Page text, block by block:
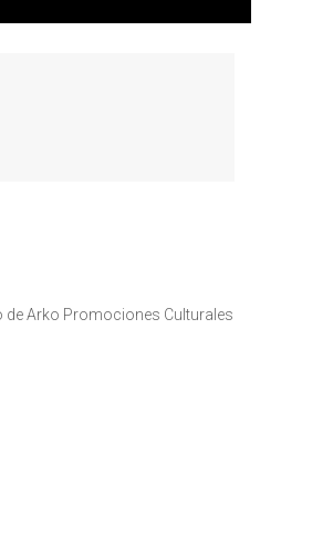
de Arko Promociones Culturales